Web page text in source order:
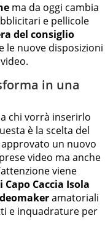
ma da oggi cambia
e pellicole
del consiglio
le nuove disposizioni
in una
chi vorrà inserirlo
è la scelta del
approvato un nuovo
video ma anche
viene
Caccia Isola
amatoriali
e inquadrature per